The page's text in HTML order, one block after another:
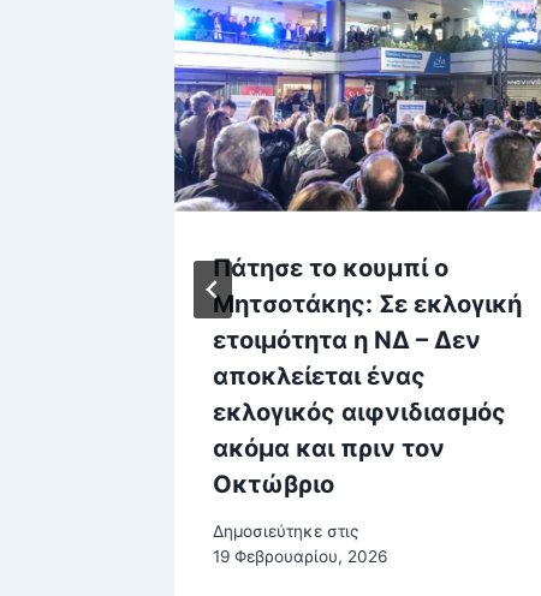
Πάτησε το κουμπί ο
Μητσοτάκης: Σε εκλογική
ετοιμότητα η ΝΔ – Δεν
αποκλείεται ένας
εκλογικός αιφνιδιασμός
ακόμα και πριν τον
Οκτώβριο
Δημοσιεύτηκε στις
19 Φεβρουαρίου, 2026